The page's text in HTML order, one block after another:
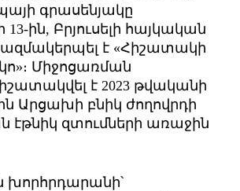
գրասենյակը
ին, Բրյուսելի հայկական
է «Հիշատակի
Միջոցառման
է 2023 թվականի
Արցախի բնիկ ժողովրդի
էթնիկ զտումների առաջին